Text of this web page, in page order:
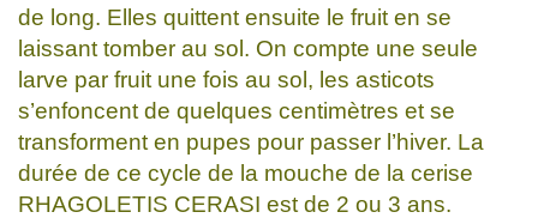
de long. Elles quittent ensuite le fruit en se
laissant tomber au sol. On compte une seule
larve par fruit une fois au sol, les asticots
s’enfoncent de quelques centimètres et se
transforment en pupes pour passer l’hiver. La
durée de ce cycle de la mouche de la cerise
RHAGOLETIS CERASI est de 2 ou 3 ans.